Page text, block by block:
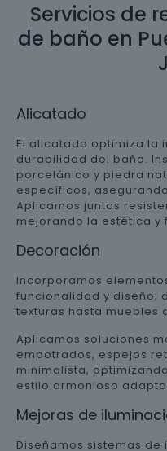
Servicios de
de baño en
Alicatado
El alicatado optimiza la
durabilidad del baño.
porcelánico y piedra
específicos,
Aplicamos juntas
mejorando la estética y
Decoración
Incorporamos
funcionalidad y diseño,
texturas hasta muebles
Aplicamos soluciones
empotrados, espejos
minimalista,
estilo armonioso
Mejoras de
Diseñamos sistemas